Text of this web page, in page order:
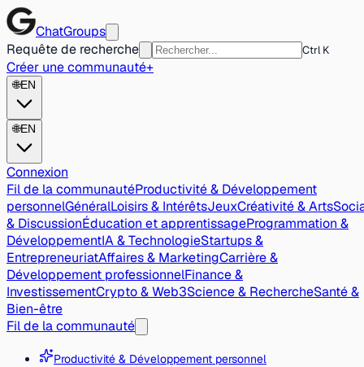
ChatGroups
Requête de recherche
Ctrl K
Créer une communauté+
🌐EN
🌐EN
Connexion
Fil de la communautéProductivité & Développement
personnelGénéralLoisirs & IntérêtsJeuxCréativité & Arts
& DiscussionÉducation et apprentissageProgrammation &
DéveloppementIA & TechnologieStartups &
EntrepreneuriatAffaires & MarketingCarrière &
Développement professionnelFinance &
InvestissementCrypto & Web3Science & RechercheSanté &
Bien-être
Fil de la communauté
Productivité & Développement personnel